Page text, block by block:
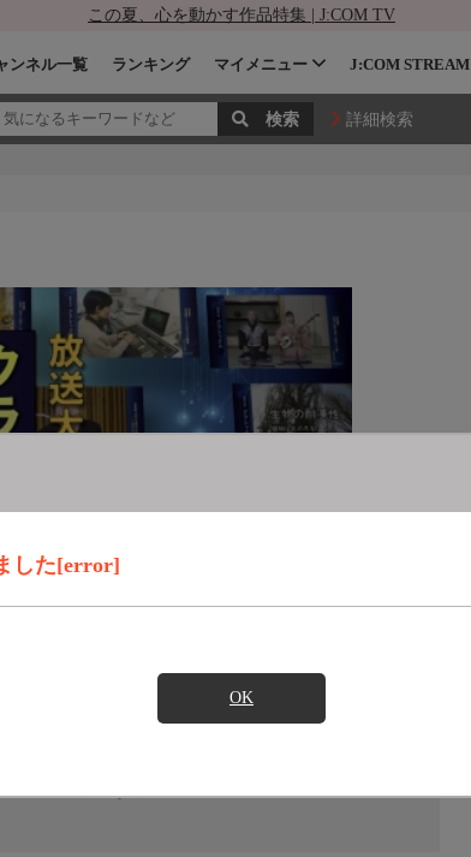
この夏、心を動かす作品特集 | J:COM TV
ンネル一覧 ランキング マイメニュー J:COM STREAM
詳細検索
した[error]
OK